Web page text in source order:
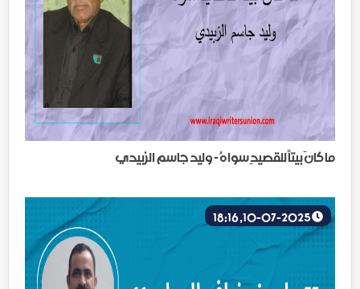
ما كانَ بيتاً للقصيدِ سواهُ - وليد جاسم الزبيدي